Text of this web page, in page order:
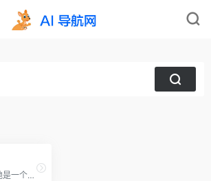
最省事聚集地是一个内容创作与分享社区，专注收集和分享负责任、有智趣、贴近生活的内容。